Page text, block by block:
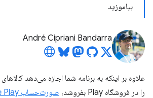
بیاموزید
André Cipriani Bandarra
علاوه بر اینکه به برنامه شما اجازه می‌دهد
را در فروشگاه Play بفروشد،
صورت‌حساب Google Play